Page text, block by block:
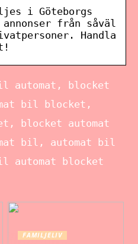
i Göteborgs
annonser från såväl
Handla
automat, blocket
bil blocket,
blocket automat
bil, automat bil
automat blocket
FAMILJELIV